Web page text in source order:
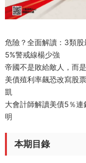
危險？全面解讀：3類
5%警戒線楊少強
帝國不是敗給敵人，而
美債殖利率飆恐改寫股
凱
大會計師解讀美債5％
明
本期目錄